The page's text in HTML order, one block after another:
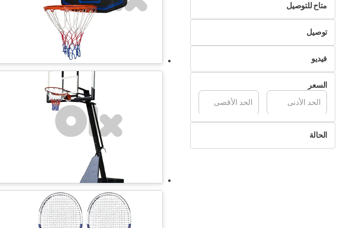
متاح للتوصيل
لا
نعم
توصيل
التسليم الذاتي
تسليم Pik&Dropفيديو
غير متوفر
متوفرالسعر
الحالة
جديد